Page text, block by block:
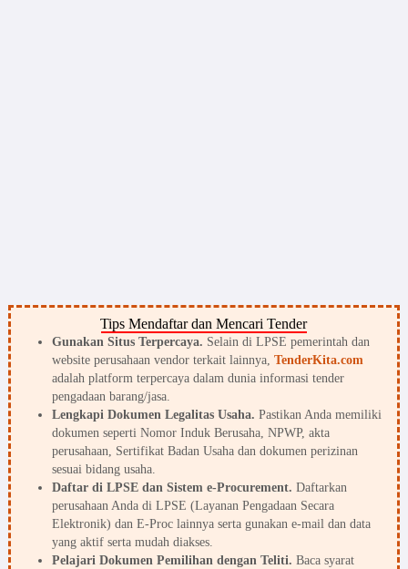
Tips Mendaftar dan Mencari Tender
Gunakan Situs Terpercaya. Selain di LPSE pemerintah dan
website perusahaan vendor terkait lainnya, TenderKita.com
adalah platform terpercaya dalam dunia informasi tender
pengadaan barang/jasa.
Lengkapi Dokumen Legalitas Usaha. Pastikan Anda memiliki
dokumen seperti Nomor Induk Berusaha, NPWP, akta
perusahaan, Sertifikat Badan Usaha dan dokumen perizinan
sesuai bidang usaha.
Daftar di LPSE dan Sistem e-Procurement. Daftarkan
perusahaan Anda di LPSE (Layanan Pengadaan Secara
Elektronik) dan E-Proc lainnya serta gunakan e-mail dan data
yang aktif serta mudah diakses.
Pelajari Dokumen Pemilihan dengan Teliti. Baca syarat